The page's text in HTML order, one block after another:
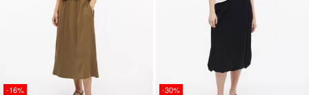
-16% -30%